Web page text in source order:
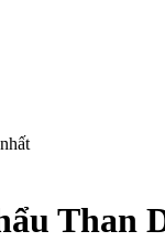
Than